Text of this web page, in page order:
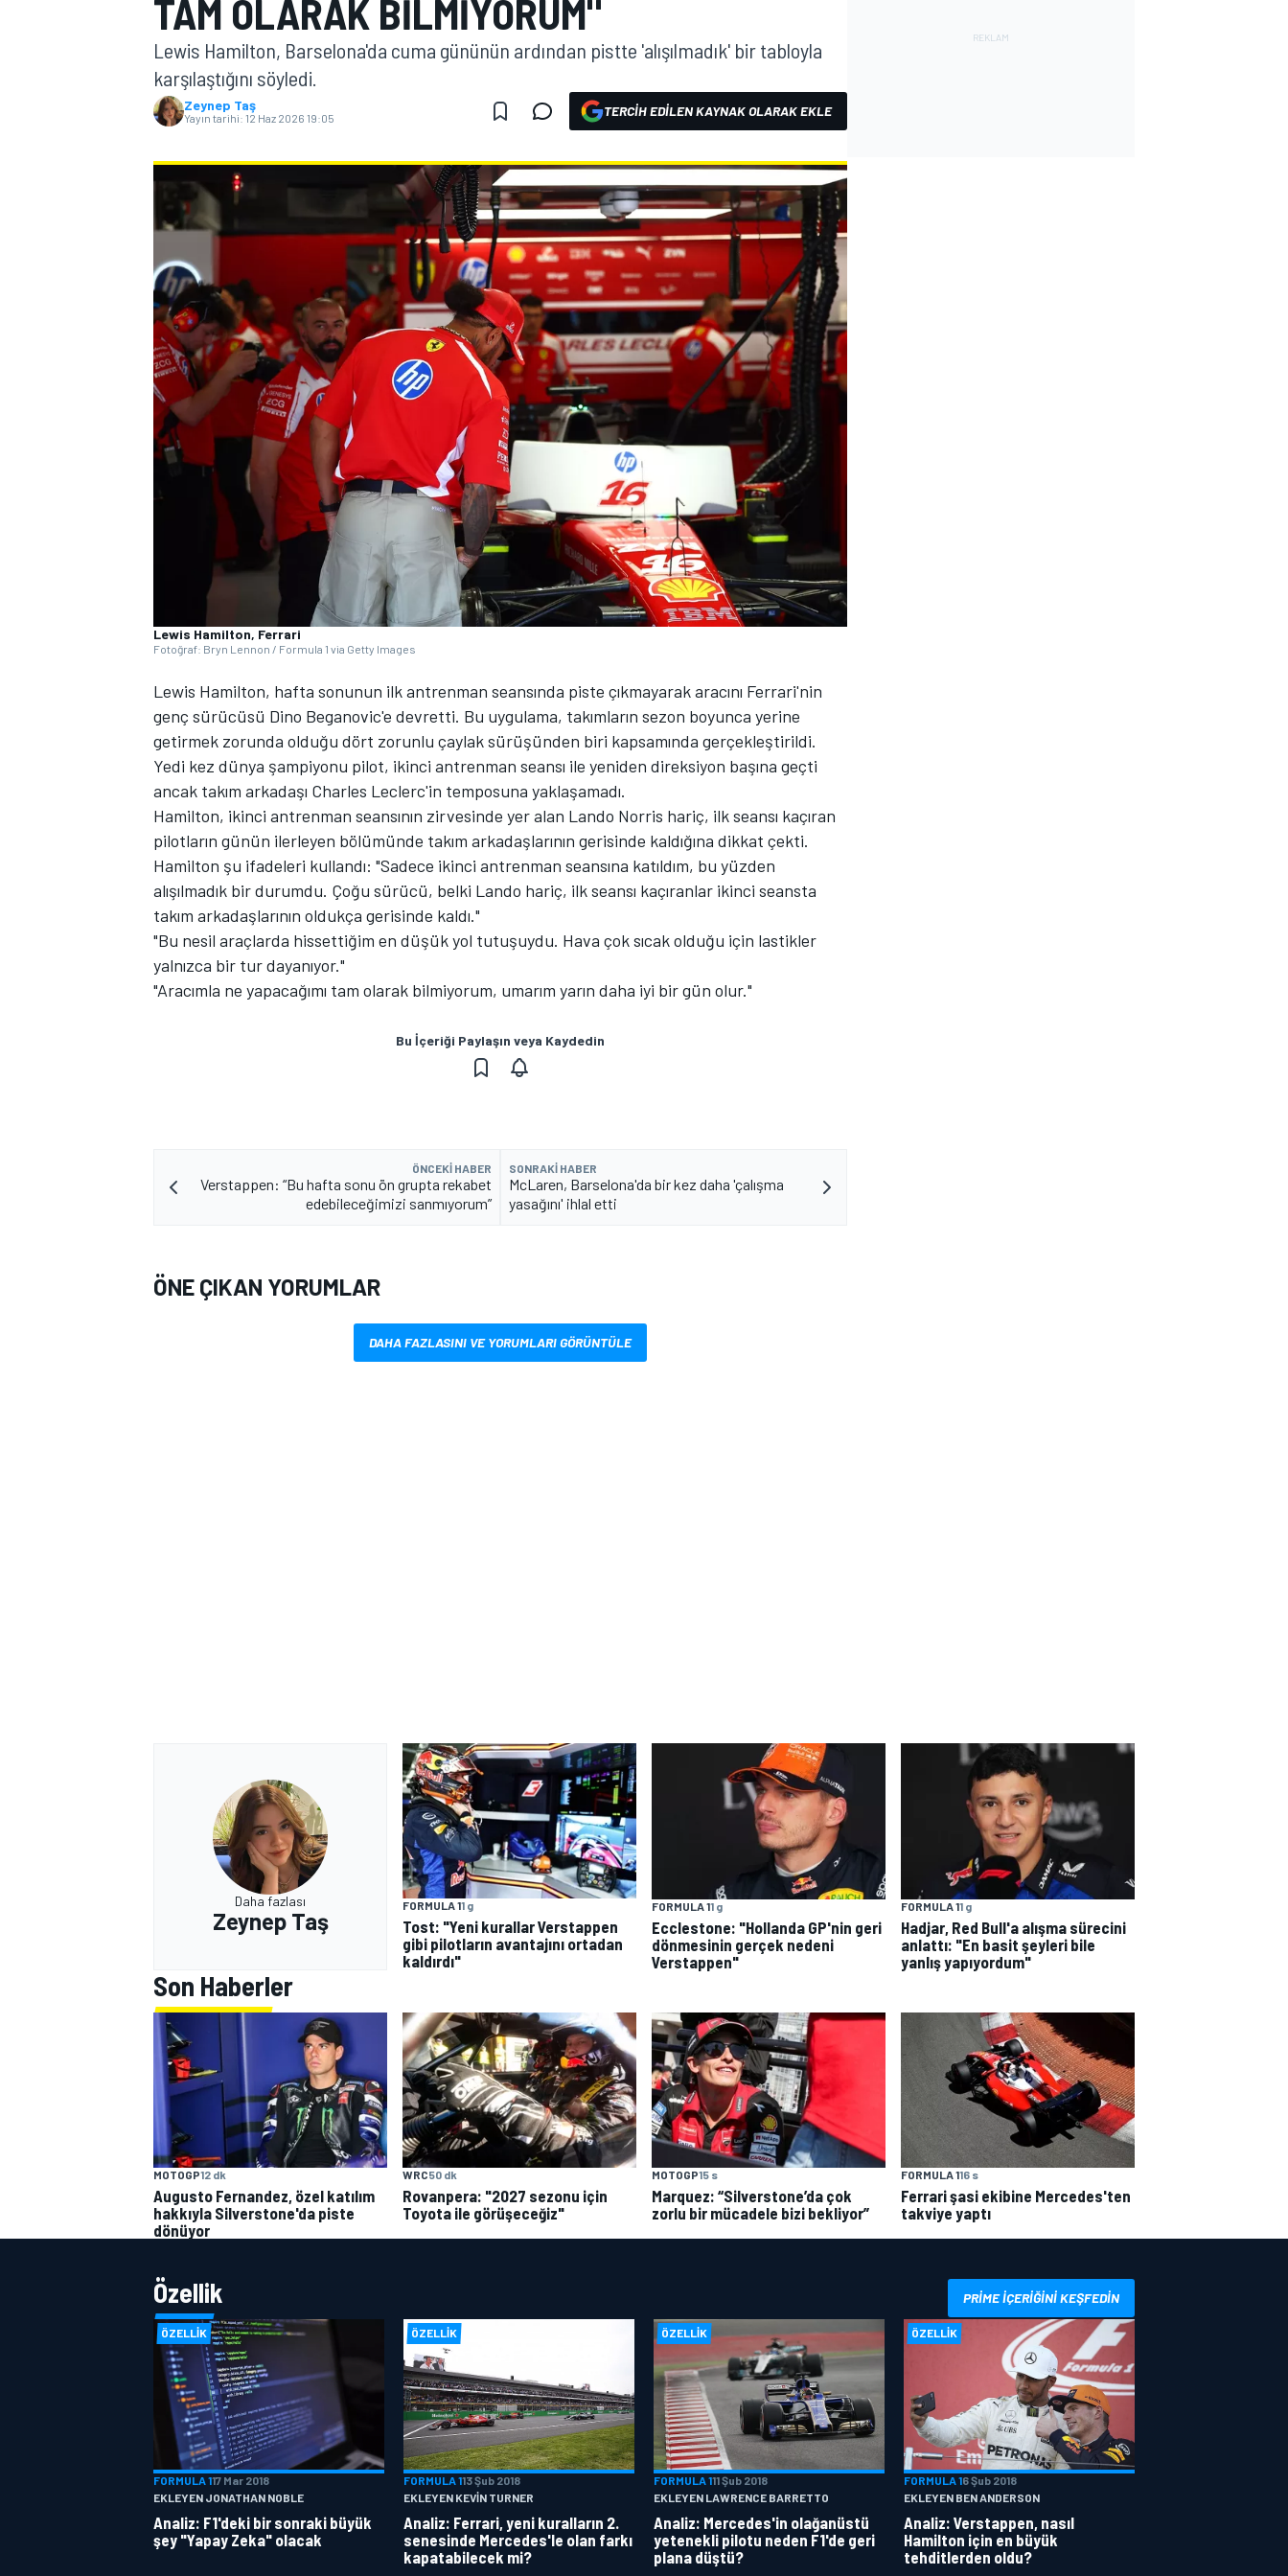
MOTOGP
WORLD SUPERBIKE
TÜRK SPORCULAR
MOTOSİKLET
TAM OLARAK BILMIYORUM"
Lewis Hamilton, Barselona'da cuma gününün ardından pistte 'alışılmadık' bir tabloyla
karşılaştığını söyledi.
Zeynep Taş
Yayın tarihi: 12 Haz 2026 19:05 TERCIH EDILEN KAYNAK OLARAK EKLE
Lewis Hamilton, Ferrari
Fotoğraf: Bryn Lennon / Formula 1 via Getty Images
Lewis Hamilton, hafta sonunun ilk antrenman seansında piste çıkmayarak aracını Ferrari'nin
genç sürücüsü Dino Beganovic'e devretti. Bu uygulama, takımların sezon boyunca yerine
getirmek zorunda olduğu dört zorunlu çaylak sürüşünden biri kapsamında gerçekleştirildi.
Yedi kez dünya şampiyonu pilot, ikinci antrenman seansı ile yeniden direksiyon başına geçti
ancak takım arkadaşı Charles Leclerc'in temposuna yaklaşamadı.
Hamilton, ikinci antrenman seansının zirvesinde yer alan Lando Norris hariç, ilk seansı kaçıran
pilotların günün ilerleyen bölümünde takım arkadaşlarının gerisinde kaldığına dikkat çekti.
Hamilton şu ifadeleri kullandı: "Sadece ikinci antrenman seansına katıldım, bu yüzden
alışılmadık bir durumdu. Çoğu sürücü, belki Lando hariç, ilk seansı kaçıranlar ikinci seansta
takım arkadaşlarının oldukça gerisinde kaldı."
"Bu nesil araçlarda hissettiğim en düşük yol tutuşuydu. Hava çok sıcak olduğu için lastikler
yalnızca bir tur dayanıyor."
"Aracımla ne yapacağımı tam olarak bilmiyorum, umarım yarın daha iyi bir gün olur."
Bu İçeriği Paylaşın veya Kaydedin
ÖNCEKI HABER
Verstappen: “Bu hafta sonu ön grupta rekabet
edebileceğimizi sanmıyorum”
SONRAKI HABER
McLaren, Barselona'da bir kez daha 'çalışma
yasağını' ihlal etti
ÖNE ÇIKAN YORUMLAR
DAHA FAZLASINI VE YORUMLARI GÖRÜNTÜLE
Daha fazlası
Zeynep Taş
FORMULA 11 g
Tost: "Yeni kurallar Verstappen
gibi pilotların avantajını ortadan
kaldırdı"
FORMULA 11 g
Ecclestone: "Hollanda GP'nin geri
dönmesinin gerçek nedeni
Verstappen"
FORMULA 11 g
Hadjar, Red Bull'a alışma sürecini
anlattı: "En basit şeyleri bile
yanlış yapıyordum"
Son Haberler
MOTOGP12 dk
Augusto Fernandez, özel katılım
hakkıyla Silverstone'da piste
dönüyor
WRC50 dk
Rovanpera: "2027 sezonu için
Toyota ile görüşeceğiz"
MOTOGP15 s
Marquez: “Silverstone’da çok
zorlu bir mücadele bizi bekliyor”
FORMULA 116 s
Ferrari şasi ekibine Mercedes'ten
takviye yaptı
Özellik PRIME IÇERIĞINI KEŞFEDIN
ÖZELLIK
FORMULA 117 Mar 2018
EKLEYEN JONATHAN NOBLE
Analiz: F1'deki bir sonraki büyük
şey "Yapay Zeka" olacak
ÖZELLIK
FORMULA 113 Şub 2018
EKLEYEN KEVIN TURNER
Analiz: Ferrari, yeni kuralların 2.
senesinde Mercedes'le olan farkı
kapatabilecek mi?
ÖZELLIK
FORMULA 111 Şub 2018
EKLEYEN LAWRENCE BARRETTO
Analiz: Mercedes'in olağanüstü
yetenekli pilotu neden F1'de geri
plana düştü?
ÖZELLIK
FORMULA 16 Şub 2018
EKLEYEN BEN ANDERSON
Analiz: Verstappen, nasıl
Hamilton için en büyük
tehditlerden oldu?